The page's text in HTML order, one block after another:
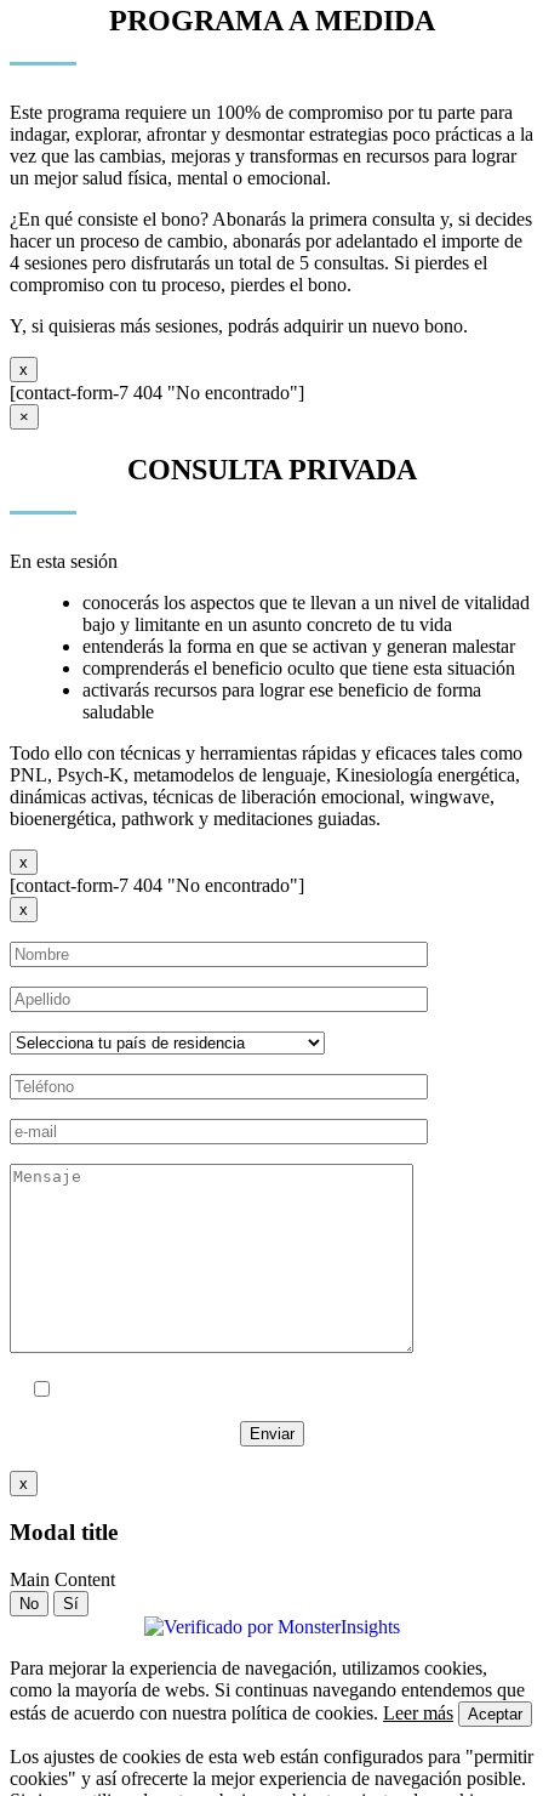
PROGRAMA A MEDIDA
Este programa requiere un 100% de compromiso por tu parte para
indagar, explorar, afrontar y desmontar estrategias poco prácticas a la
vez que las cambias, mejoras y transformas en recursos para lograr
un mejor salud física, mental o emocional.
¿En qué consiste el bono? Abonarás la primera consulta y, si decides
hacer un proceso de cambio, abonarás por adelantado el importe de
4 sesiones pero disfrutarás un total de 5 consultas. Si pierdes el
compromiso con tu proceso, pierdes el bono.
Y, si quisieras más sesiones, podrás adquirir un nuevo bono.
x
[contact-form-7 404 "No encontrado"]
×
CONSULTA PRIVADA
En esta sesión
conocerás los aspectos que te llevan a un nivel de vitalidad
bajo y limitante en un asunto concreto de tu vida
entenderás la forma en que se activan y generan malestar
comprenderás el beneficio oculto que tiene esta situación
activarás recursos para lograr ese beneficio de forma
saludable
Todo ello con técnicas y herramientas rápidas y eficaces tales como
PNL, Psych-K, metamodelos de lenguaje, Kinesiología energética,
dinámicas activas, técnicas de liberación emocional, wingwave,
bioenergética, pathwork y meditaciones guiadas.
x
[contact-form-7 404 "No encontrado"]
x
x
Modal title
Main Content
No Sí
Para mejorar la experiencia de navegación, utilizamos cookies,
como la mayoría de webs. Si continuas navegando entendemos que
estás de acuerdo con nuestra política de cookies. Leer más Aceptar
Los ajustes de cookies de esta web están configurados para "permitir
cookies" y así ofrecerte la mejor experiencia de navegación posible.